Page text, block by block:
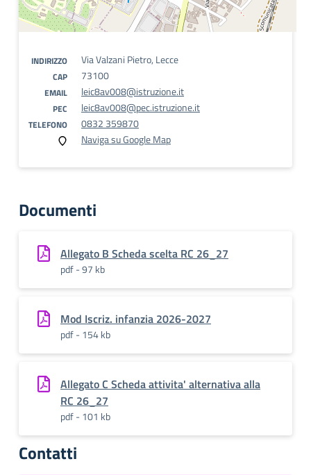
INDIRIZZO Via Valzani Pietro, Lecce
CAP 73100
EMAIL leic8av008@istruzione.it
PEC leic8av008@pec.istruzione.it
TELEFONO
0832 359870
Naviga su Google Map
Documenti
Allegato B Scheda scelta RC 26_27
pdf - 97 kb
Mod Iscriz. infanzia 2026-2027
pdf - 154 kb
Allegato C Scheda attivita' alternativa alla
RC 26_27
pdf - 101 kb
Contatti